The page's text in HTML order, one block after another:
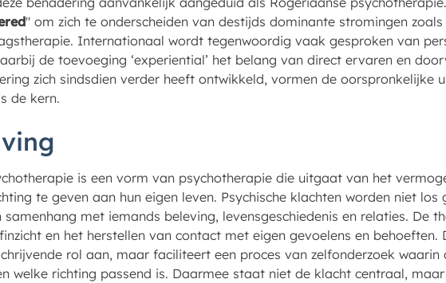
" om zich te onderscheiden van destijds dominante stromingen
Internationaal wordt tegenwoordig vaak gesproken van
de toevoeging ‘experiential’ het belang van direct ervaren en
zich sindsdien verder heeft ontwikkeld, vormen de oorspronkelijke
de kern.
is een vorm van psychotherapie die uitgaat van het
te geven aan hun eigen leven. Psychische klachten worden niet los
met iemands beleving, levensgeschiedenis en relaties. De
en het herstellen van contact met eigen gevoelens en behoeften.
rol aan, maar faciliteert een proces van zelfonderzoek
welke richting passend is. Daarmee staat niet de klacht centraal,